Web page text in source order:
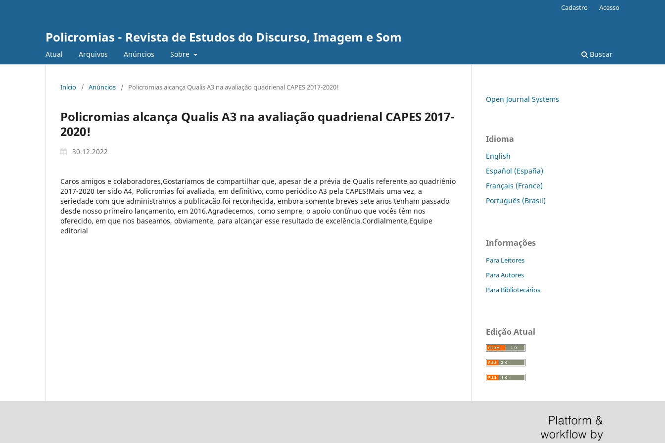
Policromias - Revista de Estudos do Discurso, Imagem e Som
Atual Arquivos Anúncios Sobre Buscar
Cadastro Acesso
Início / Anúncios / Policromias alcança Qualis A3 na avaliação quadrienal CAPES 2017-2020!
Policromias alcança Qualis A3 na avaliação quadrienal CAPES 2017-
2020!
30.12.2022
Caros amigos e colaboradores,Gostaríamos de compartilhar que, apesar de a prévia de Qualis referente ao quadriênio
2017-2020 ter sido A4, Policromias foi avaliada, em definitivo, como periódico A3 pela CAPES!Mais uma vez, a
seriedade com que administramos a publicação foi reconhecida, embora somente breves sete anos tenham passado
desde nosso primeiro lançamento, em 2016.Agradecemos, como sempre, o apoio contínuo que vocês têm nos
oferecido, em que nos baseamos, obviamente, para alcançar esse resultado de excelência.Cordialmente,Equipe
editorial
Open Journal Systems
Idioma
English
Español (España)
Français (France)
Português (Brasil)
Informações
Para Leitores
Para Autores
Para Bibliotecários
Edição Atual